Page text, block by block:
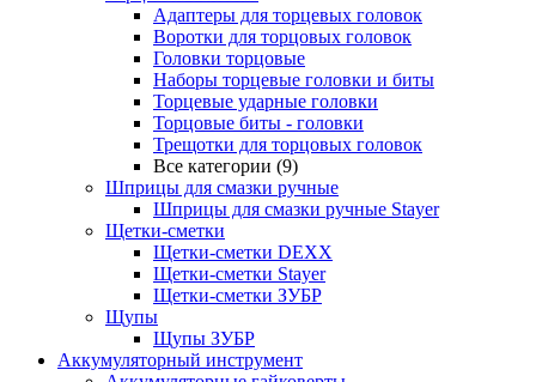
Адаптеры для торцевых головок
Воротки для торцовых головок
Головки торцовые
Наборы торцевые головки и биты
Торцевые ударные головки
Торцовые биты - головки
Трещотки для торцовых головок
Все категории (9)
Шприцы для смазки ручные
Шприцы для смазки ручные Stayer
Щетки-сметки
Щетки-сметки DEXX
Щетки-сметки Stayer
Щетки-сметки ЗУБР
Щупы
Щупы ЗУБР
Аккумуляторный инструмент